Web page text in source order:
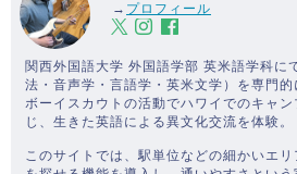
→ プロフィール
関西外国語大学 外国語学部 英米語学科に
法・音声学・言語学・英米文学）を専門的
ボーイスカウトの活動でハワイでのキャ
じ、生きた英語による異文化交流を体験。
このサイトでは、駅単位などの細かいエ